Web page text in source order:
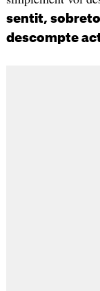
sentit,
descompte